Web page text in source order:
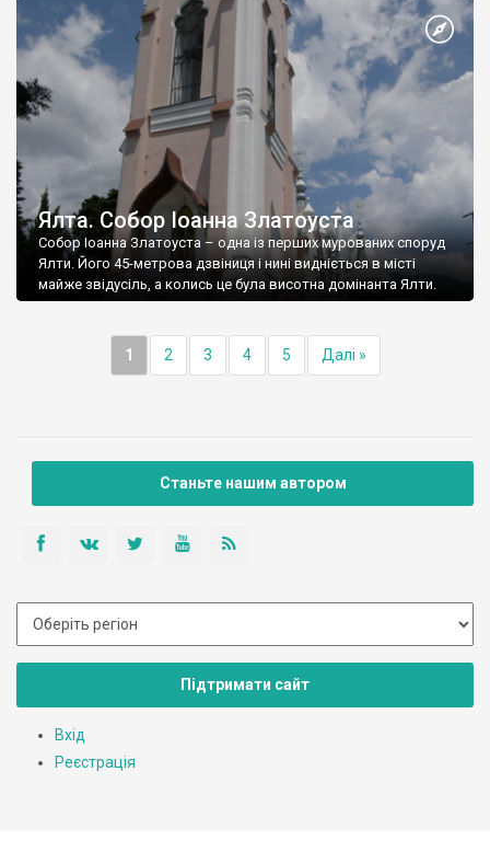
Ялта. Собор Іоанна Златоуста
Собор Іоанна Златоуста – одна із перших мурованих споруд
Ялти. Його 45-метрова дзвіниця і нині видніється в місті
майже звідусіль, а колись це була висотна домінанта Ялти.
1 2 3 4 5 Далі »
Станьте нашим автором
Підтримати сайт
Вхід
Реєстрація